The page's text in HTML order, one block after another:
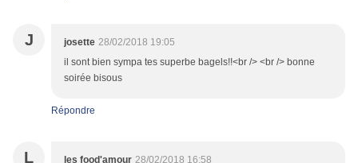
J josette 28/02/2018 19:05
il sont bien sympa tes superbe bagels!!<br /> <br /> bonne
soirée bisous
Répondre
L les food'amour 28/02/2018 16:58